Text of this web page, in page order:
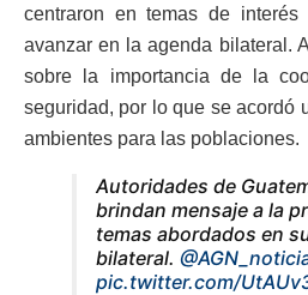
centraron en temas de interés
avanzar en la agenda bilateral.
sobre la importancia de la
seguridad, por lo que se acordó
ambientes para las poblaciones.
Autoridades de
brindan mensaje a la
temas abordados en
bilateral.
pic.twitter.com/